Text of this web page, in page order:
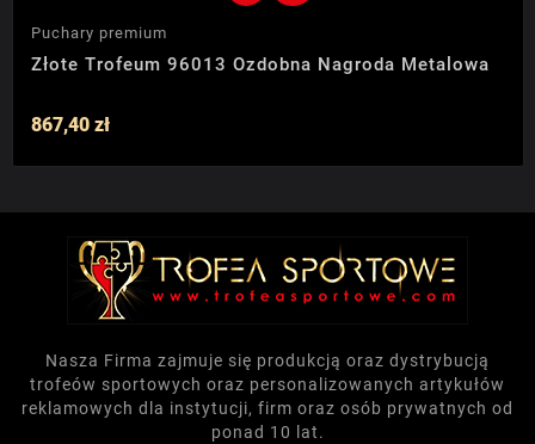
Puchary premium
Złote Trofeum 96013 Ozdobna Nagroda Metalowa
867,40 zł
Nasza Firma zajmuje się produkcją oraz dystrybucją
trofeów sportowych oraz personalizowanych artykułów
reklamowych dla instytucji, firm oraz osób prywatnych od
ponad 10 lat.